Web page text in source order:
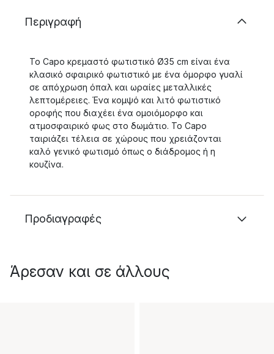
Περιγραφή
Το Capo κρεμαστό φωτιστικό Ø35 cm είναι ένα
κλασικό σφαιρικό φωτιστικό με ένα όμορφο γυαλί
σε απόχρωση όπαλ και ωραίες μεταλλικές
λεπτομέρειες. Ένα κομψό και λιτό φωτιστικό
οροφής που διαχέει ένα ομοιόμορφο και
ατμοσφαιρικό φως στο δωμάτιο. Το Capo
ταιριάζει τέλεια σε χώρους που χρειάζονται
καλό γενικό φωτισμό όπως ο διάδρομος ή η
κουζίνα.
Προδιαγραφές
Άρεσαν και σε άλλους